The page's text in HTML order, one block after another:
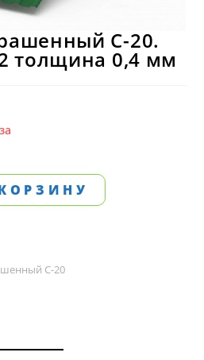
С-20.
толщина 0,4 мм
С-20